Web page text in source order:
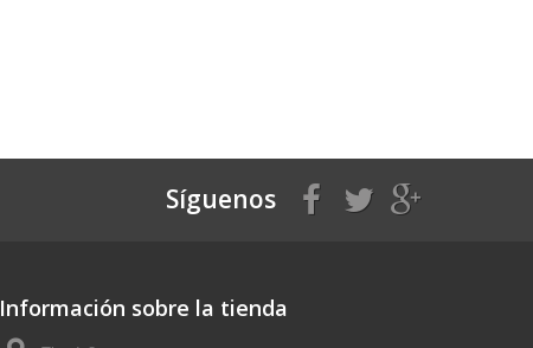
Síguenos
Información sobre la tienda